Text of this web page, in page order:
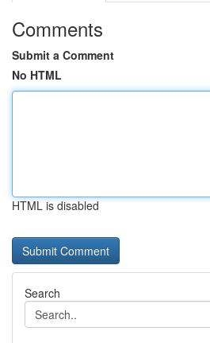
Comments
Submit a Comment
No HTML
HTML is disabled
Search